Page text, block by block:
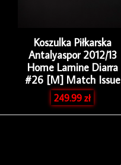
Koszulka Piłkarska
Antalyaspor 2012/13
Home Lamine Diarra
#26 [M] Match Issue
249.99zł